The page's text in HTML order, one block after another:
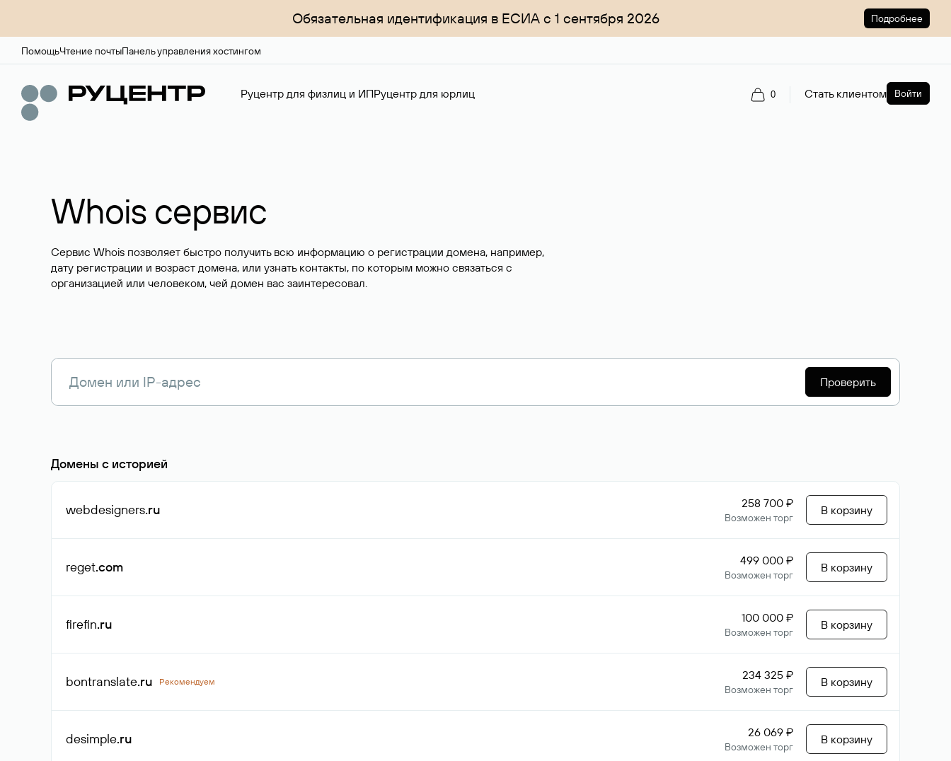
Обязательная идентификация в ЕСИА с 1 сентября 2026 Подробнее
ПомощьЧтение почтыПанель управления хостингом
Руцентр для физлиц и ИПРуцентр для юрлиц 0 Стать клиентом Войти
Whois сервис
Сервис Whois позволяет быстро получить всю информацию о регистрации домена, например,
дату регистрации и возраст домена, или узнать контакты, по которым можно связаться с
организацией или человеком, чей домен вас заинтересовал.
Проверить
Домены с историей
webdesigners.ru 258 700 ₽
Возможен торг
В корзину
reget.com 499 000 ₽
Возможен торг
В корзину
firefin.ru 100 000 ₽
Возможен торг
В корзину
bontranslate.ru Рекомендуем 234 325 ₽
Возможен торг
В корзину
desimple.ru 26 069 ₽
Возможен торг
В корзину